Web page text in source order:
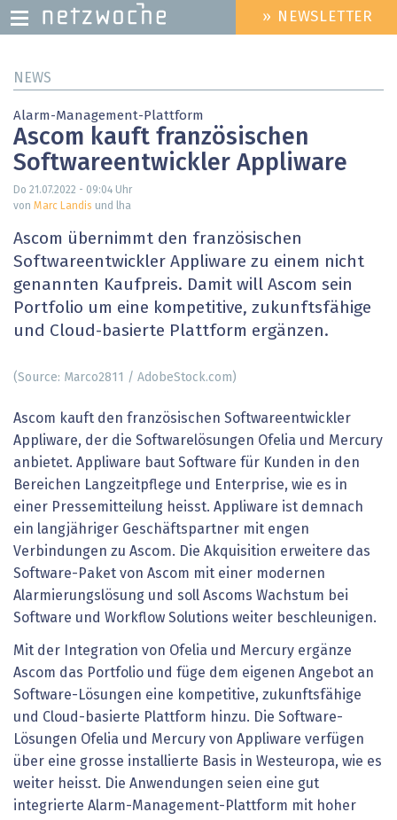
zum
HEADER
MENU
» NEWSLETTER
NEWS
Alarm-Management-Plattform
Ascom kauft französischen
Softwareentwickler Appliware
Do 21.07.2022 - 09:04 Uhr
von Marc Landis und lha
Ascom übernimmt den französischen
Softwareentwickler Appliware zu einem nicht
genannten Kaufpreis. Damit will Ascom sein
Portfolio um eine kompetitive, zukunftsfähige
und Cloud-basierte Plattform ergänzen.
(Source: Marco2811 / AdobeStock.com)
Ascom kauft den französischen Softwareentwickler
Appliware, der die Softwarelösungen Ofelia und Mercury
anbietet. Appliware baut Software für Kunden in den
Bereichen Langzeitpflege und Enterprise, wie es in
einer Pressemitteilung heisst. Appliware ist demnach
ein langjähriger Geschäftspartner mit engen
Verbindungen zu Ascom. Die Akquisition erweitere das
Software-Paket von Ascom mit einer modernen
Alarmierungslösung und soll Ascoms Wachstum bei
Software und Workflow Solutions weiter beschleunigen.
Mit der Integration von Ofelia und Mercury ergänze
Ascom das Portfolio und füge dem eigenen Angebot an
Software-Lösungen eine kompetitive, zukunftsfähige
und Cloud-basierte Plattform hinzu. Die Software-
Lösungen Ofelia und Mercury von Appliware verfügen
über eine grosse installierte Basis in Westeuropa, wie es
weiter heisst. Die Anwendungen seien eine gut
integrierte Alarm-Management-Plattform mit hoher